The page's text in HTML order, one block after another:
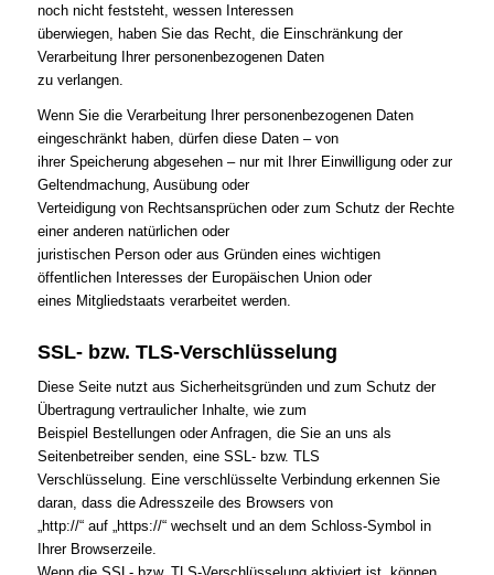
noch nicht feststeht, wessen Interessen
überwiegen, haben Sie das Recht, die Einschränkung der
Verarbeitung Ihrer personenbezogenen Daten
zu verlangen.
Wenn Sie die Verarbeitung Ihrer personenbezogenen Daten
eingeschränkt haben, dürfen diese Daten – von
ihrer Speicherung abgesehen – nur mit Ihrer Einwilligung oder zur
Geltendmachung, Ausübung oder
Verteidigung von Rechtsansprüchen oder zum Schutz der Rechte
einer anderen natürlichen oder
juristischen Person oder aus Gründen eines wichtigen
öffentlichen Interesses der Europäischen Union oder
eines Mitgliedstaats verarbeitet werden.
SSL- bzw. TLS-Verschlüsselung
Diese Seite nutzt aus Sicherheitsgründen und zum Schutz der
Übertragung vertraulicher Inhalte, wie zum
Beispiel Bestellungen oder Anfragen, die Sie an uns als
Seitenbetreiber senden, eine SSL- bzw. TLS
Verschlüsselung. Eine verschlüsselte Verbindung erkennen Sie
daran, dass die Adresszeile des Browsers von
„http://“ auf „https://“ wechselt und an dem Schloss-Symbol in
Ihrer Browserzeile.